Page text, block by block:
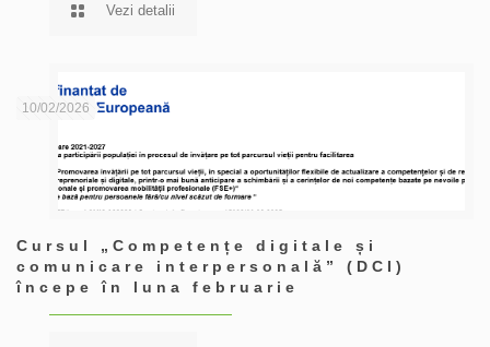
Vezi detalii
10/02/2026
Cursul „Competențe digitale și
comunicare interpersonală” (DCI)
începe în luna februarie